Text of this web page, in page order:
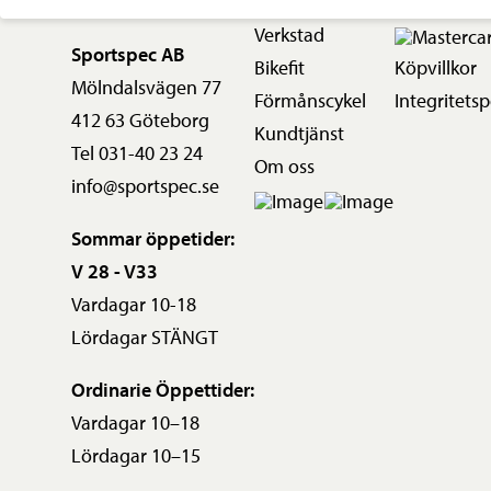
Sportspec AB
Mölndalsvägen 77
412 63 Göteborg
Tel 031-40 23 24
info@sportspec.se
Sommar öppetider:
V 28 - V33
Vardagar 10-18
Lördagar STÄNGT
Ordinarie Öppettider:
Vardagar 10–18
Lördagar 10–15
Verkstad
Bikefit
Förmånscykel
Kundtjänst
Om oss
Köpvillkor